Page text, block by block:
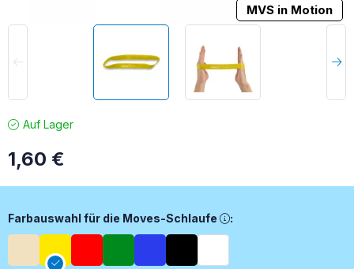
MVS in Motion
Auf Lager
1,60 €
Farbauswahl für die Moves-Schlaufe, Farbauswahl für die
Farbauswahl für die Moves-Schlaufe :